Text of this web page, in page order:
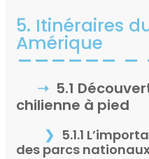
5. Itinéraires
Amérique
5.1
chilienne à pied
5.1.1
des parcs